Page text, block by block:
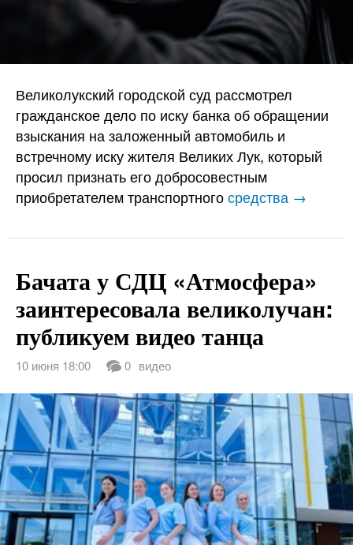
Великолукский городской суд рассмотрел
гражданское дело по иску банка об обращении
взыскания на заложенный автомобиль и
встречному иску жителя Великих Лук, который
просил признать его добросовестным
приобретателем транспортногосредства →
Бачата у СДЦ «Атмосфера»
заинтересовала великолучан:
публикуем видео танца
10 июня 18:00 0 видео